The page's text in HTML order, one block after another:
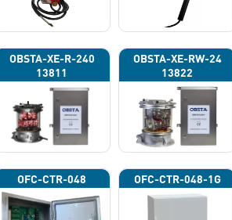
OBSTA-XE-R-240
13811
OBSTA-XE-RW-24
13822
OFC-CTR-048 OFC-CTR-048-1G